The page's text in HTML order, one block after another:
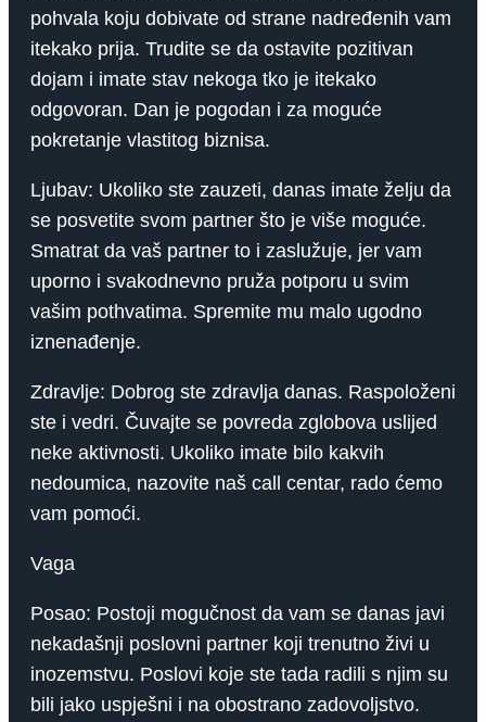
pohvala koju dobivate od strane nadređenih vam
itekako prija. Trudite se da ostavite pozitivan
dojam i imate stav nekoga tko je itekako
odgovoran. Dan je pogodan i za moguće
pokretanje vlastitog biznisa.
Ljubav: Ukoliko ste zauzeti, danas imate želju da
se posvetite svom partner što je više moguće.
Smatrat da vaš partner to i zaslužuje, jer vam
uporno i svakodnevno pruža potporu u svim
vašim pothvatima. Spremite mu malo ugodno
iznenađenje.
Zdravlje: Dobrog ste zdravlja danas. Raspoloženi
ste i vedri. Čuvajte se povreda zglobova uslijed
neke aktivnosti. Ukoliko imate bilo kakvih
nedoumica, nazovite naš call centar, rado ćemo
vam pomoći.
Vaga
Posao: Postoji mogučnost da vam se danas javi
nekadašnji poslovni partner koji trenutno živi u
inozemstvu. Poslovi koje ste tada radili s njim su
bili jako uspješni i na obostrano zadovoljstvo.